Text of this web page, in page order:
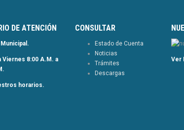
DE ATENCIÓN
Viernes 8:00 A.M. a
horarios.
CONSULTAR
Estado de Cuenta
Noticias
Trámites
Descargas
Ver